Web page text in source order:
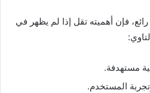
فإن أهميته تقل إذا لم يظهر في
مستهدفة.
المستخدم.